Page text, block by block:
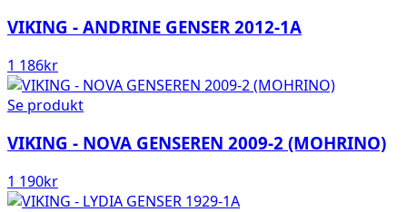
VIKING - ANDRINE GENSER 2012-1A
1 186kr
Se produkt
VIKING - NOVA GENSEREN 2009-2 (MOHRINO)
1 190kr